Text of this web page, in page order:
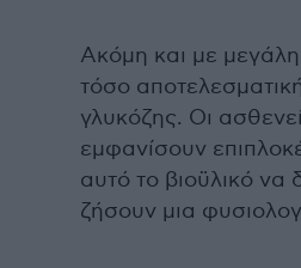
Ακόμη και με
τόσο
γλυκόζης. Οι
εμφανίσουν
αυτό το βιοϋλικό να
ζήσουν μια